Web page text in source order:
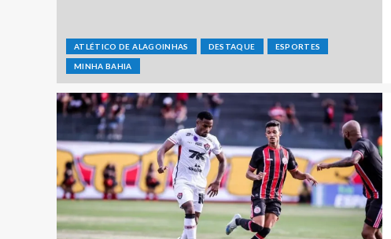
ATLÉTICO DE ALAGOINHAS DESTAQUE ESPORTES
MINHA BAHIA